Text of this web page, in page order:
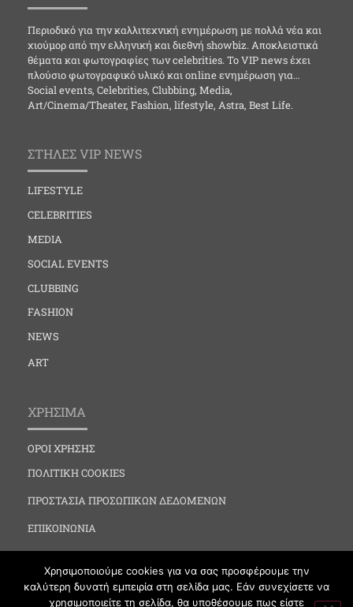
Περιοδικό για την καλλιτεχνική ενημέρωση με πολλά νέα και
χιούμορ από την ελληνική και διεθνή showbiz. Αποκλειστικά
θέματα και φωτογραφίες των celebrities. Το VIP news έχει
πλούσιο φωτογραφικό υλικό και online ενημέρωση για…
Social events, Celebrities, Clubbing, Media,
Art/Cinema/Theater, Fashion, lifestyle, Astra, Best Life.
ΣΤΗΛΕΣ VIP NEWS
LIFESTYLE
CELEBRITIES
MEDIA
SOCIAL EVENTS
CLUBBING
FASHION
NEWS
ART
ΧΡΗΣΙΜΑ
ΟΡΟΙ ΧΡΗΣΗΣ
ΠΟΛΙΤΙΚΗ COOKIES
ΠΡΟΣΤΑΣΙΑ ΠΡΟΣΩΠΙΚΩΝ ΔΕΔΟΜΕΝΩΝ
ΕΠΙΚΟΙΝΩΝΙΑ
Χρησιμοποιούμε cookies για να σας προσφέρουμε την
καλύτερη δυνατή εμπειρία στη σελίδα μας. Εάν συνεχίσετε να
χρησιμοποιείτε τη σελίδα, θα υποθέσουμε πως είστε